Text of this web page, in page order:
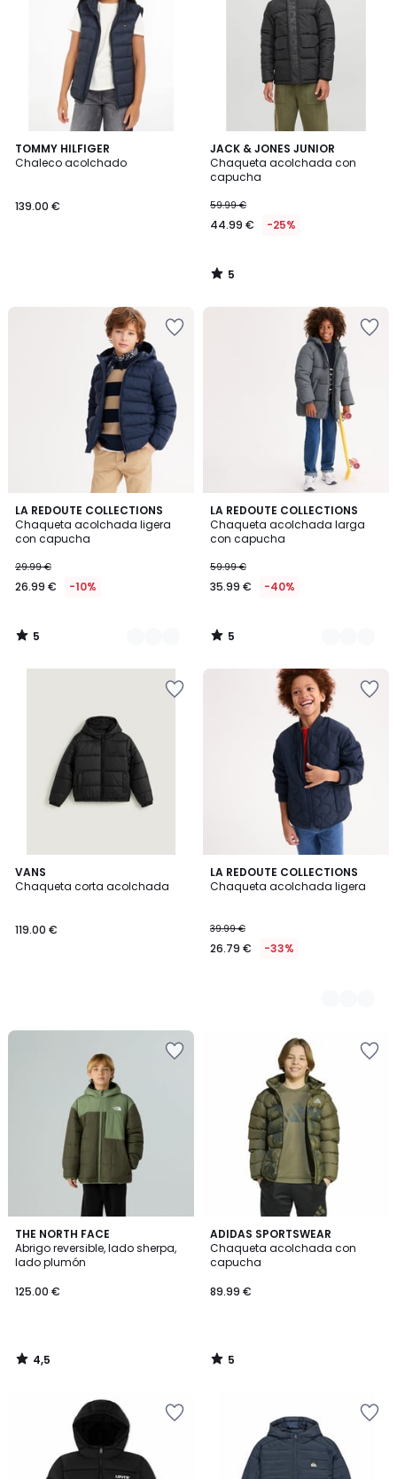
TOMMY HILFIGER
Chaleco acolchado
139.00 €
JACK & JONES JUNIOR
Chaqueta acolchada con
capucha
59.99 €
44.99 € -25%
5
/
5
5
/
LA REDOUTE COLLECTIONS
Chaqueta acolchada ligera
con capucha
29.99 €
26.99 € -10%
5
/
5
2
Colores
5
/
LA REDOUTE COLLECTIONS
Chaqueta acolchada larga
con capucha
59.99 €
35.99 € -40%
5
/
5
2
Colores
5
/
VANS
Chaqueta corta acolchada
119.00 €
LA REDOUTE COLLECTIONS
Chaqueta acolchada ligera
39.99 €
26.79 € -33%
2
Colores
THE NORTH FACE
Abrigo reversible, lado sherpa,
lado plumón
125.00 €
4,5
/ 5
4,5
/
ADIDAS SPORTSWEAR
Chaqueta acolchada con
capucha
89.99 €
5
/
5
5
/